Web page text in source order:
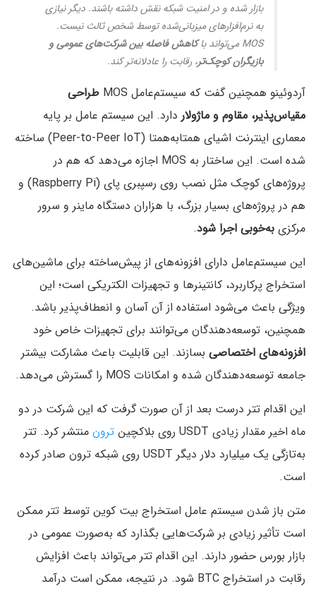
بازار شده و در امنیت شبکه نقش داشته باشند. دیگر نیازی
به نرم‌افزارهای میزبانی‌شده توسط شخص ثالث نیست.
MOS می‌تواند با
کاهش فاصله بین شرکت‌های عمومی و
بازیگران کوچک‌تر، رقابت را عادلانه‌تر کند.
آردوئینو همچنین گفت که سیستم‌عامل MOS
طراحی
مقیاس‌پذیر، مقاوم و ماژولاردارد. این سیستم‌ عامل بر پایه
معماری اینترنت اشیای همتابه‌همتا (Peer-to-Peer IoT) ساخته
شده است. این ساختار به MOS اجازه می‌دهد که هم در
پروژه‌های کوچک مثل نصب روی رسپبری پای (Raspberry Pi) و
هم در پروژه‌های بسیار بزرگ، با هزاران دستگاه ماینر و سرور
مرکزی به‌خوبی اجرا شود.
این سیستم‌عامل دارای افزونه‌های از پیش‌ساخته برای ماشین‌های
استخراج پرکاربرد، کانتینرها و تجهیزات الکتریکی است؛ این
ویژگی باعث می‌شود استفاده از آن آسان و انعطاف‌پذیر باشد.
همچنین، توسعه‌دهندگان می‌توانند برای تجهیزات خاص خود
افزونه‌های اختصاصی بسازند. این قابلیت باعث مشارکت بیشتر
جامعه توسعه‌دهندگان شده و امکانات MOS را گسترش می‌دهد.
این اقدام تتر درست بعد از آن صورت گرفت که این شرکت در دو
ماه اخیر مقدار زیادی USDT روی بلاکچین
ترون منتشر کرد. تتر
به‌تازگی یک میلیارد دلار دیگر USDT روی شبکه ترون صادر کرده
است.
متن‌ باز شدن سیستم‌ عامل استخراج بیت کوین توسط تتر ممکن
است تأثیر زیادی بر شرکت‌هایی بگذارد که به‌صورت عمومی در
بازار بورس حضور دارند. این اقدام تتر می‌تواند باعث افزایش
رقابت در استخراج BTC شود. در نتیجه، ممکن است درآمد